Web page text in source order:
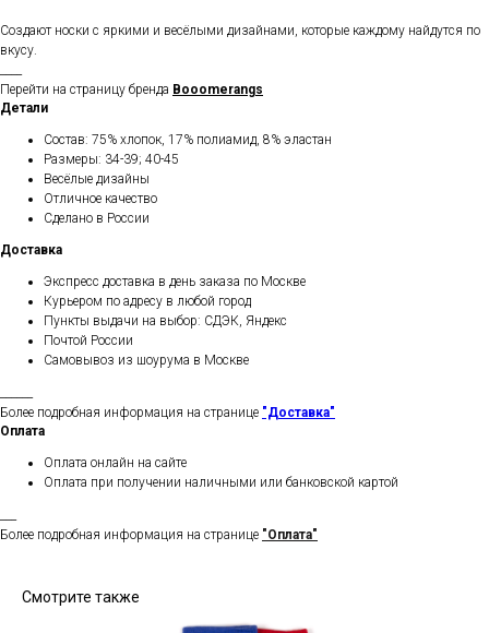
Создают носки с яркими и весёлыми дизайнами, которые каждому найдутся по
вкусу.
Перейти на страницу бренда Booomerangs
Детали
Состав: 75% хлопок, 17% полиамид, 8% эластан
Размеры: 34-39; 40-45
Весёлые дизайны
Отличное качество
Сделано в России
Доставка
Экспресс доставка в день заказа по Москве
Курьером по адресу в любой город
Пункты выдачи на выбор: СДЭК, Яндекс
Почтой России
Самовывоз из шоурума в Москве
Более подробная информация на странице "Доставка"
Оплата
Оплата онлайн на сайте
Оплата при получении наличными или банковской картой
Более подробная информация на странице "Оплата"
Смотрите также